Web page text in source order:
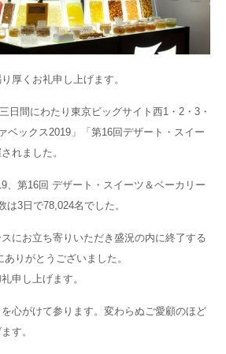
厚くお礼申し上げます。
日間にわたり東京ビッグサイト西1・2・3・
ベックス2019」「第16回デザート・スイー
れました。
、第16回 デザート・スイーツ＆ベーカリー
3日で78,024名でした。
にお立ち寄りいただき盛況の内に終了する
りがとうございました。
申し上げます。
心がけて参ります。変わらぬご愛顧のほど
す。